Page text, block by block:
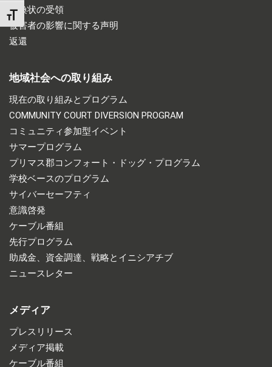
TOGGLE FONT SIZE
召喚状の受領
被害者の影響に関する声明
返還
地域社会への取り組み
現在の取り組みとプログラム
COMMUNITY COURT DIVERSION PROGRAM
コミュニティ参加型イベント
サマープログラム
プリマス郡コンフォート・ドッグ・プログラム
学校ベースのプログラム
サイバーセーフティ
意識啓発
ケーブル番組
先行プログラム
助成金、資金調達、戦略とイニシアチブ
ニュースレター
メディア
プレスリリース
メディア掲載
ケーブル番組